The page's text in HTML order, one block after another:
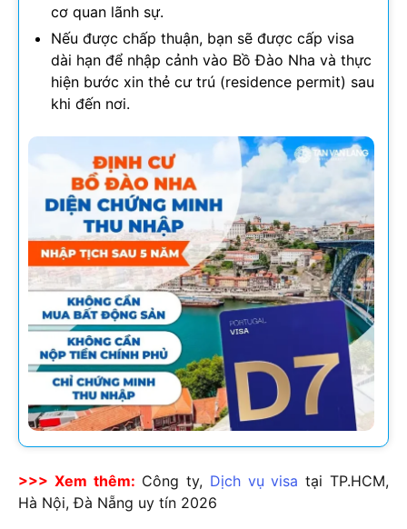
cơ quan lãnh sự.
Nếu được chấp thuận, bạn sẽ được cấp visa
dài hạn để nhập cảnh vào Bồ Đào Nha và thực
hiện bước xin thẻ cư trú (residence permit) sau
khi đến nơi.
>>> Xem thêm: Công ty, Dịch vụ visa tại TP.HCM,
Hà Nội, Đà Nẵng uy tín 2026